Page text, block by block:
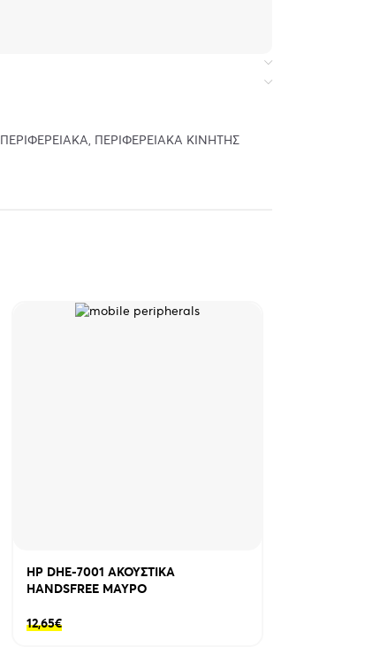
ΠΕΡΙΦΕΡΕΙΑΚΑ ΠΕΡΙΦΕΡΕΙΑΚΑ ΚΙΝΗΤΗΣ
HP DHE-7001 ΑΚΟΥΣΤΙΚΑ
HANDSFREE ΜΑΥΡΟ
12,65€